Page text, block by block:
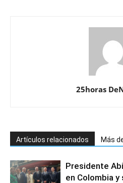
25horas
Artículos relacionados Más
Presidente
en Colombia y